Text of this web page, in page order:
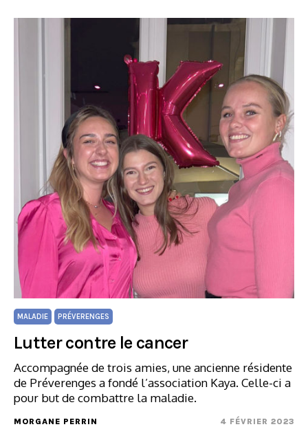
MALADIE PRÉVERENGES
Lutter contre le cancer
Accompagnée de trois amies, une ancienne résidente
de Préverenges a fondé l’association Kaya. Celle-ci a
pour but de combattre la maladie.
MORGANE PERRIN 4 FÉVRIER 2023